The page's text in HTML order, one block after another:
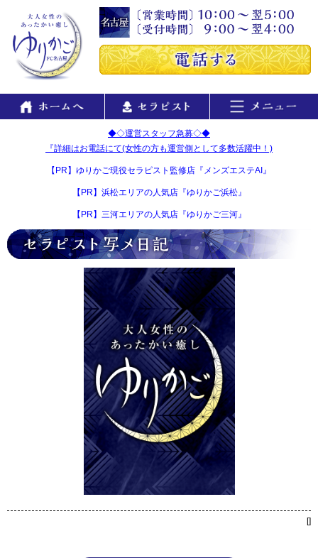
◆◇運営スタッフ急募◇◆
『詳細はお電話にて(女性の方も運営側として多数活躍中！)
【PR】ゆりかご現役セラピスト監修店『メンズエステAI』
【PR】浜松エリアの人気店『ゆりかご浜松』
【PR】三河エリアの人気店『ゆりかご三河』
[]